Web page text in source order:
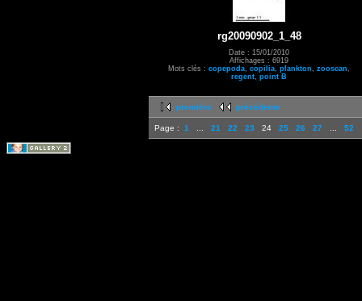
rg20090902_1_48
Date : 15/01/2010
Affichages : 6919
Mots clés : copepoda copilia plankton zooscan
regent point B
première précédente
Page : 1 21 22 23 24 25 26 27 52